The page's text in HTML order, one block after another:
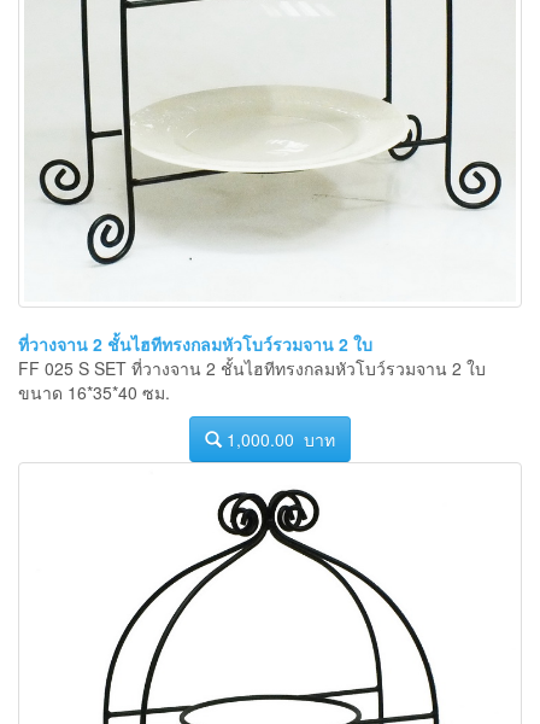
ที่วางจาน 2 ชั้นไฮทีทรงกลมหัวโบว์รวมจาน 2 ใบ
FF 025 S SET ที่วางจาน 2 ชั้นไฮทีทรงกลมหัวโบว์รวมจาน 2 ใบ
ขนาด 16*35*40 ซม.
1,000.00 บาท